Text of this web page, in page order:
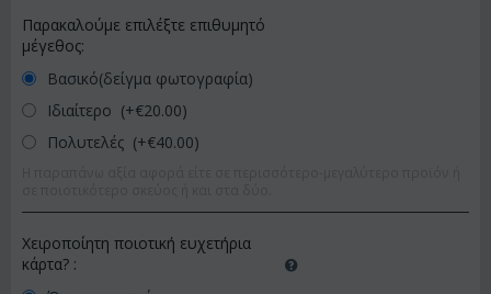
Παρακαλούμε επιλέξτε επιθυμητό
μέγεθος:
Βασικό(δείγμα φωτογραφία)
Ιδιαίτερο (+€20.00)
Πολυτελές (+€40.00)
Χειροποίητη ποιοτική ευχετήρια
κάρτα? :